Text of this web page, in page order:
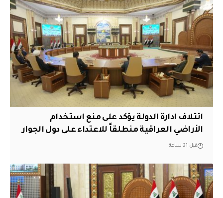
ائتلاف ادارة الدولة يؤكد على منع استخدام
الأراضي العراقية منطلقاً للاعتداء على دول الجوار
قبل 21 ساعة